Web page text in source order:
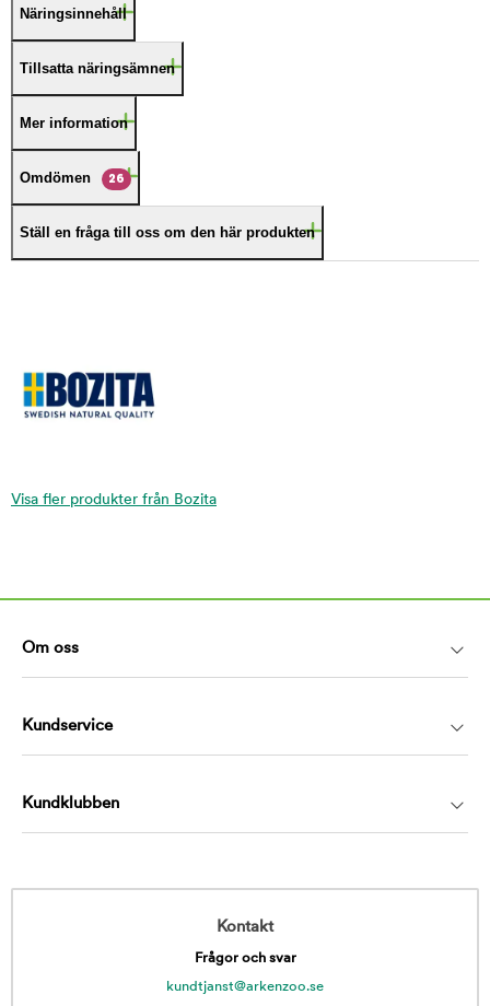
Näringsinnehåll
Tillsatta näringsämnen
Mer information
Omdömen 26
Ställ en fråga till oss om den här produkten
Visa fler produkter från Bozita
Om oss
Kundservice
Kundklubben
Kontakt
Frågor och svar
kundtjanst@arkenzoo.se